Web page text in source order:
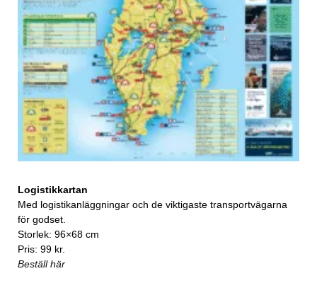
Logistikkartan
Med logistikanläggningar och de viktigaste transportvägarna
för godset.
Storlek: 96×68 cm
Pris: 99 kr.
Beställ här